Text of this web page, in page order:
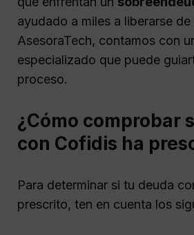
ayudado a miles a liberarse de
AsesoraTech, contamos con
especializado que puede
proceso.
¿Cómo comprobar
con Cofidis ha
Para determinar si tu deuda
prescrito, ten en cuenta los